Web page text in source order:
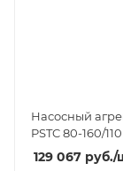
Насосный
PSTC 80-160/
129 067 руб./